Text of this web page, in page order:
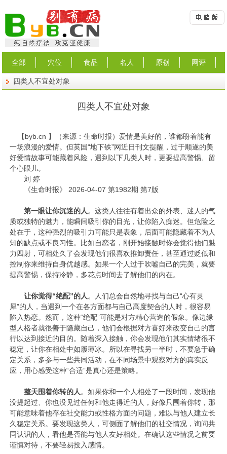
全部 穴位 食品 名人 原创 网评
四类人不宜处对象
四类人不宜处对象
【byb.cn 】（来源：生命时报） 爱情是美好的，谁都盼着能有
一场浪漫的爱情。但英国“地下铁”网近日刊文提醒，过于顺遂的美
好爱情故事可能藏着风险，遇到以下几类人时，更要提高警惕、留
个心眼儿。
刘 婷
《生命时报》 2026-04-07 第1982期 第7版
第一眼让你沉迷的人 。这类人往往有着出众的外表、迷人的气
质或独特的魅力，能瞬间吸引你的目光，让你陷入痴迷。但危险之
处在于，这种强烈的吸引力可能只是表象，后面可能隐藏着不为人
知的缺点或不良习性。比如自恋者，刚开始接触时你会觉得他们魅
力四射，可相处久了会发现他们很喜欢推卸责任，甚至通过贬低和
控制你来维持自身优越感。如果一个人过于吹嘘自己的完美，就要
提高警惕，保持冷静，多花点时间去了解他们的内在。
让你觉得“绝配”的人 。人们总会自然地寻找与自己“心有灵
犀”的人，当遇到一个在各方面都与自己高度契合的人时，很容易
陷入热恋。然而，这种“绝配”可能是对方精心营造的假象。像边缘
型人格者就很善于隐藏自己，他们会根据对方喜好来改变自己的言
行以达到接近的目的。随着深入接触，你会发现他们其实情绪很不
稳定，让你在相处中如履薄冰。所以在寻找另一半时，不要急于确
定关系，多参与一些共同活动，在不同场景中观察对方的真实反
应，用心感受这种“合适”是真心还是策略。
整天围着你转的人 。如果你和一个人相处了一段时间，发现他
没提起过、你也没见过任何和他走得近的人，好像只围着你转，那
可能意味着他存在社交能力或性格方面的问题，难以与他人建立长
久稳定关系。要发现这类人，可侧面了解他们的社交情况，询问共
同认识的人，看他是否能与他人友好相处。在确认这些情况之前要
谨慎对待，不要轻易投入感情。